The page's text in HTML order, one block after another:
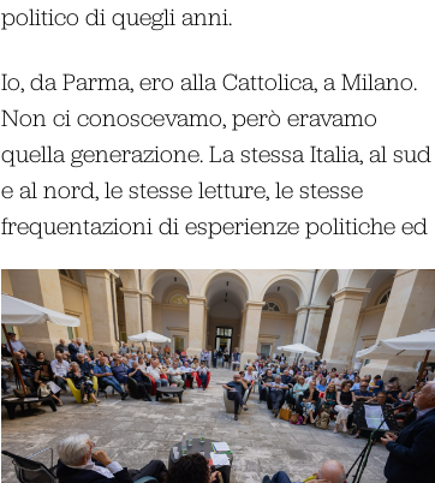
politico di quegli anni.
Io, da Parma, ero alla Cattolica, a Milano.
Non ci conoscevamo, però eravamo
quella generazione. La stessa Italia, al sud
e al nord, le stesse letture, le stesse
frequentazioni di esperienze politiche ed